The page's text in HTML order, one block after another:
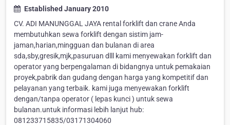
Established January 2010
CV. ADI MANUNGGAL JAYA rental forklift dan crane Anda
membutuhkan sewa forklift dengan sistim jam-
jaman,harian,mingguan dan bulanan di area
sda,sby,gresik,mjk,pasuruan dlll kami menyewakan forklift dan
operator yang berpengalaman di bidangnya untuk pemakaian
proyek,pabrik dan gudang dengan harga yang kompetitif dan
pelayanan yang terbaik. kami juga menyewakan forklift
dengan/tanpa operator ( lepas kunci ) untuk sewa
bulanan.untuk informasi lebih lanjut hub:
081233715835/03171304060